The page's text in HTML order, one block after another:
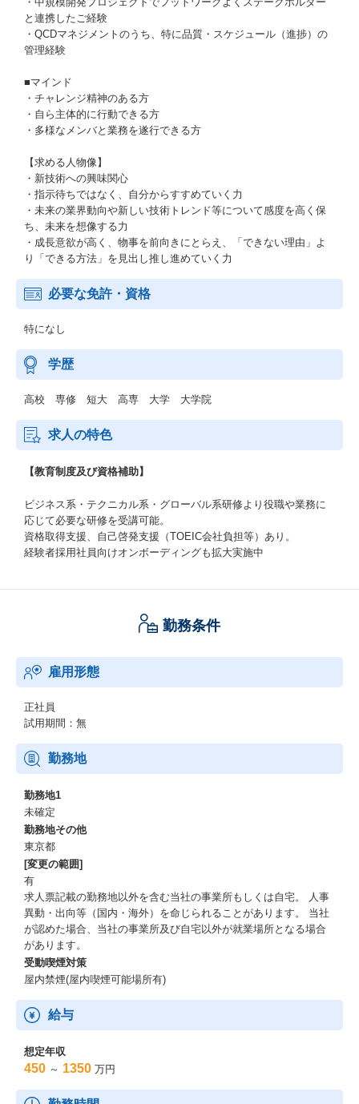
と連携したご経験
・QCDマネジメントのうち、特に品質・スケジュール（進捗）の
管理経験
■マインド
・チャレンジ精神のある方
・自ら主体的に行動できる方
・多様なメンバと業務を遂行できる方
【求める人物像】
・新技術への興味関心
・指示待ちではなく、自分からすすめていく力
・未来の業界動向や新しい技術トレンド等について感度を高く保
ち、未来を想像する力
・成長意欲が高く、物事を前向きにとらえ、「できない理由」よ
り「できる方法」を見出し推し進めていく力
必要な免許・資格
特になし
学歴
高校 専修 短大 高専 大学 大学院
求人の特色
【教育制度及び資格補助】
ビジネス系・テクニカル系・グローバル系研修より役職や業務に
応じて必要な研修を受講可能。
資格取得支援、自己啓発支援（TOEIC会社負担等）あり。
経験者採用社員向けオンボーディングも拡大実施中
勤務条件
雇用形態
正社員
試用期間：無
勤務地
勤務地1
未確定
勤務地その他
東京都
[変更の範囲]
有
求人票記載の勤務地以外を含む当社の事業所もしくは自宅。 人事
異動・出向等（国内・海外）を命じられることがあります。 当社
が認めた場合、当社の事業所及び自宅以外が就業場所となる場合
があります。
受動喫煙対策
屋内禁煙(屋内喫煙可能場所有)
給与
想定年収
450 ～ 1350 万円